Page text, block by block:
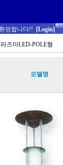
영합니다!! [Login]
즈마LED-POLE형
모델명